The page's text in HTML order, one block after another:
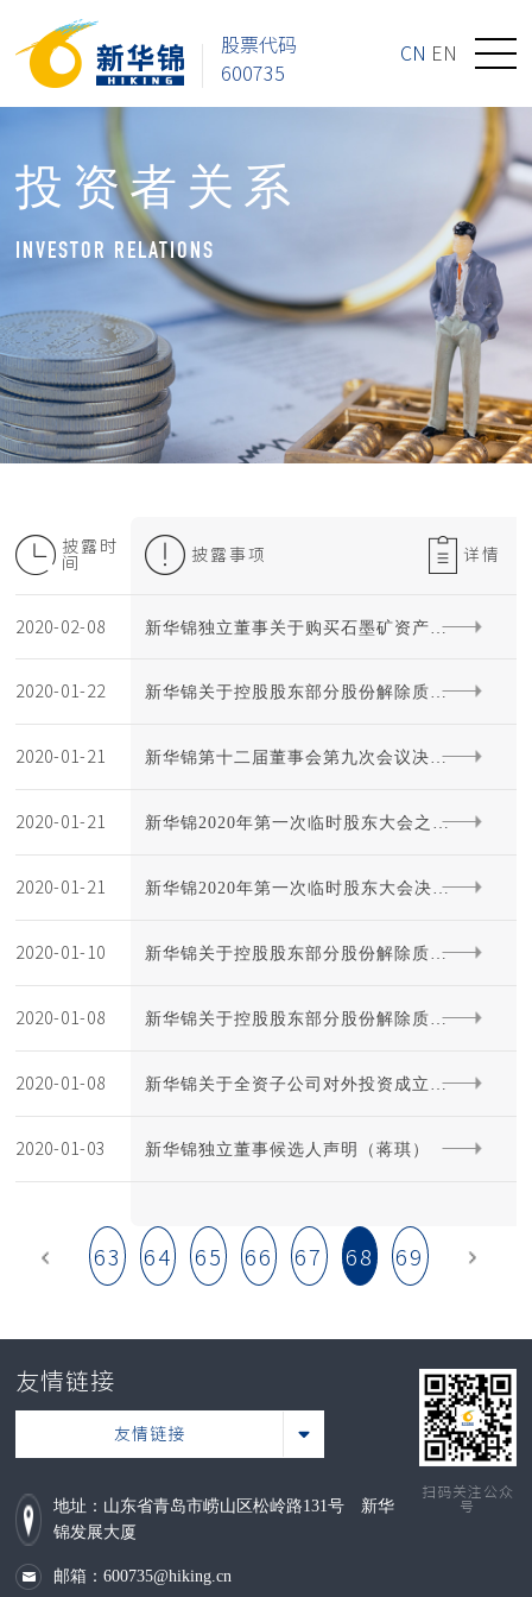
股票代码
600735
CN EN
投资者关系
INVESTOR RELATIONS
披露时
间
披露事项 详情
2020-02-08 新华锦独立董事关于购买石墨矿资产暨
关联交易的独立意见
2020-01-22 新华锦关于控股股东部分股份解除质押
及再次质押的公告
2020-01-21 新华锦第十二届董事会第九次会议决议
公告
2020-01-21 新华锦2020年第一次临时股东大会之法
律意见书
2020-01-21 新华锦2020年第一次临时股东大会决议
公告
2020-01-10 新华锦关于控股股东部分股份解除质押
及再次质押的公告
2020-01-08 新华锦关于控股股东部分股份解除质押
及再次质押的公告
2020-01-08 新华锦关于全资子公司对外投资成立合
资公司完成工商登记的公告
2020-01-03 新华锦独立董事候选人声明（蒋琪）
63 64 65 66 67 68 69
友情链接
友情链接
地址：山东省青岛市崂山区松岭路131号 新华
锦发展大厦
邮箱：600735@hiking.cn
扫码关注公众
号